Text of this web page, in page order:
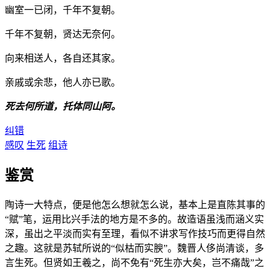
幽室一已闭，千年不复朝。
千年不复朝，贤达无奈何。
向来相送人，各自还其家。
亲戚或余悲，他人亦已歌。
死去何所道，托体同山阿。
纠错
感叹 生死 组诗
鉴赏
陶诗一大特点，便是他怎么想就怎么说，基本上是直陈其事的
“赋”笔，运用比兴手法的地方是不多的。故造语虽浅而涵义实
深，虽出之平淡而实有至理，看似不讲求写作技巧而更得自然
之趣。这就是苏轼所说的“似枯而实腴”。魏晋人侈尚清谈，多
言生死。但贤如王羲之，尚不免有“死生亦大矣，岂不痛哉”之